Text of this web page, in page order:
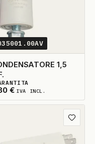
1,5
€ IVA INCL.